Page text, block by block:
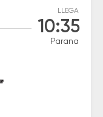
LLEGA
10:35
Parana